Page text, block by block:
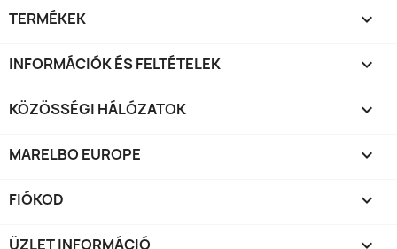
TERMÉKEK 
INFORMÁCIÓK ÉS FELTÉTELEK 
KÖZÖSSÉGI HÁLÓZATOK 
MARELBO EUROPE 
FIÓKOD 
ÜZLET INFORMÁCIÓ